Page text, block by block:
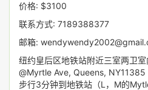
价格: $3100
联系方式: 7189388377
邮箱:
纽约皇后区地铁站附近三室两卫
@Myrtle Ave, Queens, NY11385
步行3分钟到地铁站（L，M的